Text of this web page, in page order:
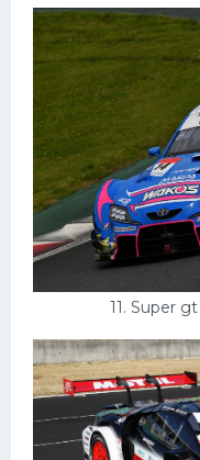
11. Super